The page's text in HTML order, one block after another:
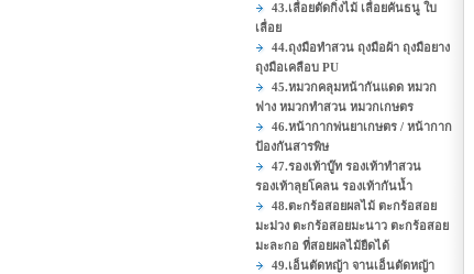
43.เลื่อยตัดกิ่งไม้ เลื่อยคันธนู ใบ
เลื่อย
44.ถุงมือทำสวน ถุงมือผ้า ถุงมือยาง
ถุงมือเคลือบ PU
45.หมวกคลุมหน้ากันแดด หมวก
ฟาง หมวกทำสวน หมวกเกษตร
46.หน้ากากพ่นยาเกษตร / หน้ากาก
ป้องกันสารพิษ
47.รองเท้าบู๊ท รองเท้าทำสวน
รองเท้าลุยโคลน รองเท้ากันน้ำ
48.ตะกร้อสอยผลไม้ ตะกร้อสอย
มะม่วง ตะกร้อสอยมะนาว ตะกร้อสอย
มะละกอ ที่สอยผลไม้ยืดได้
49.เอ็นตัดหญ้า จานเอ็นตัดหญ้า